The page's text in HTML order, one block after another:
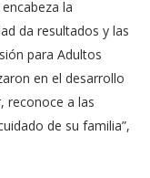
la
da resultados y las
para Adultos
en el desarrollo
reconoce a las
de su familia”,